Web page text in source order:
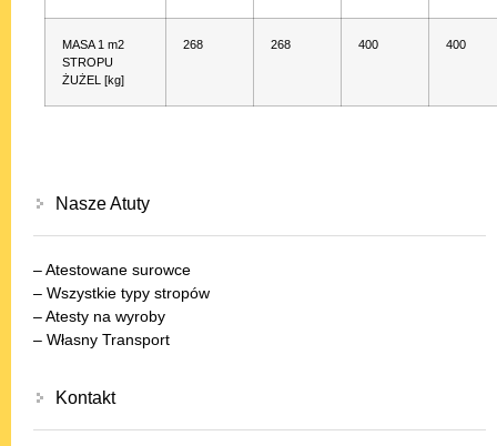
MASA 1 m2
STROPU
ŻUŻEL [kg]
268 268 400 400
Nasze Atuty
– Atestowane surowce
– Wszystkie typy stropów
– Atesty na wyroby
– Własny Transport
Kontakt